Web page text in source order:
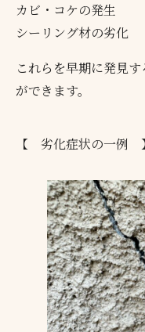
カビ・コケの発生
シーリング材の劣化
これらを早期に発見
ができます。
【 劣化症状の一例 】